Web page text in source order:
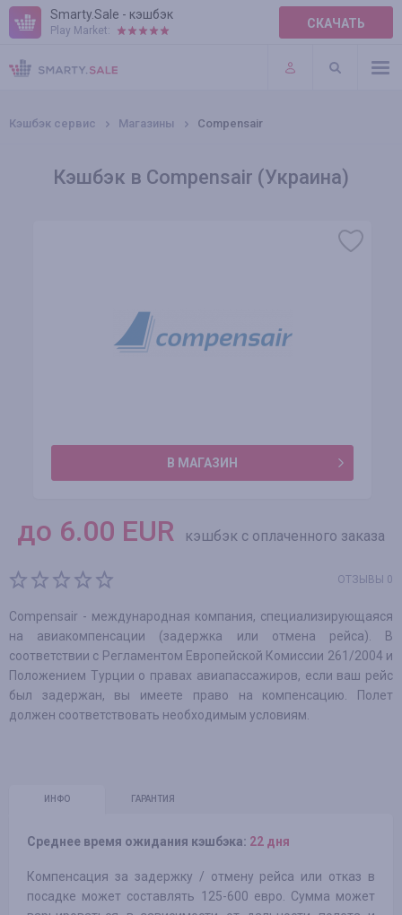
Smarty.Sale - кэшбэк
Play Market: СКАЧАТЬ
ПРАВИЛА
ПЛАГИНЫ
Кэшбэк сервис Магазины Compensair
Кэшбэк в Compensair (Украина)
В МАГАЗИН
до 6.00 EUR кэшбэк с оплаченного заказа
ОТЗЫВЫ 0
Compensair - международная компания, специализирующаяся
на авиакомпенсации (задержка или отмена рейса). В
соответствии с Регламентом Европейской Комиссии 261/2004 и
Положением Турции о правах авиапассажиров, если ваш рейс
был задержан, вы имеете право на компенсацию. Полет
должен соответствовать необходимым условиям.
ИНФО ГАРАНТИЯ
Среднее время ожидания кэшбэка: 22 дня
Компенсация за задержку / отмену рейса или отказ в
посадке может составлять 125-600 евро. Сумма может